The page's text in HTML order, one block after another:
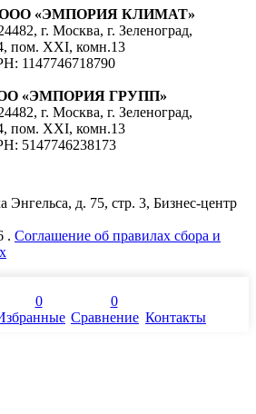
ООО «ЭМПОРИЯ КЛИМАТ»
г. Москва, г. Зеленоград,
пом. XXI, комн.13
1147746718790
«ЭМПОРИЯ ГРУПП»
г. Москва, г. Зеленоград,
пом. XXI, комн.13
5147746238173
Энгельса, д. 75, стр. 3, Бизнес-центр
. Соглашение об правилах сбора и
0
0
Сравнение Контакты